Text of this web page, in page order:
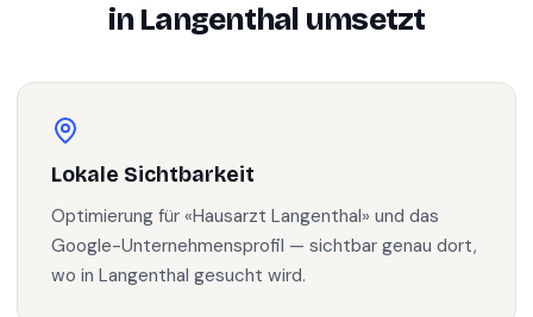
inLangenthal umsetzt
Lokale Sichtbarkeit
Optimierung für «Hausarzt Langenthal» und das
Google-Unternehmensprofil — sichtbar genau dort,
wo in Langenthal gesucht wird.